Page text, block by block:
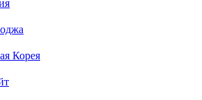
Корея